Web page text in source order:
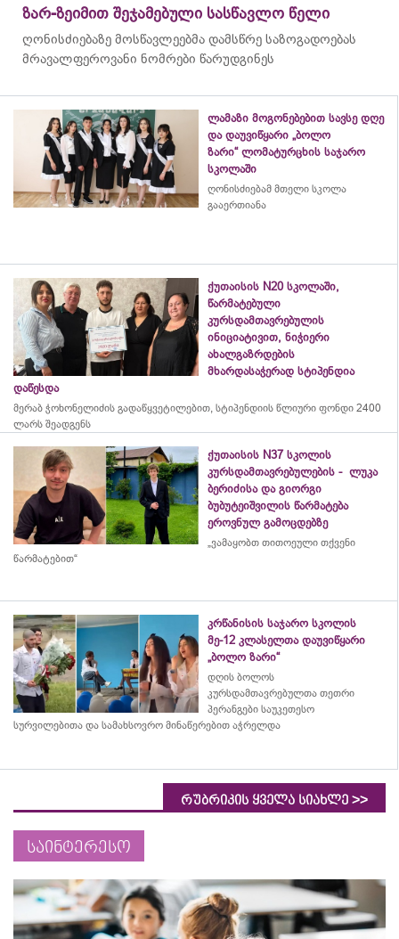
ზარ-ზეიმით შეჯამებული სასწავლო წელი
ღონისძიებაზე მოსწავლეებმა დამსწრე საზოგადოებას
მრავალფეროვანი ნომრები წარუდგინეს
ლამაზი მოგონებებით სავსე დღე
და დაუვიწყარი „ბოლო
ზარი“ ლომატურცხის საჯარო
სკოლაში
ღონისძიებამ მთელი სკოლა
გააერთიანა
ქუთაისის N20 სკოლაში,
წარმატებული
კურსდამთავრებულის
ინიციატივით, ნიჭიერი
ახალგაზრდების
მხარდასაჭერად სტიპენდია
დაწესდა
მერაბ ჭოხონელიძის გადაწყვეტილებით, სტიპენდიის წლიური ფონდი 2400
ლარს შეადგენს
ქუთაისის N37 სკოლის
კურსდამთავრებულების - ლუკა
ბერიძისა და გიორგი
ბუბუტეიშვილის წარმატება
ეროვნულ გამოცდებზე
„ვამაყობთ თითოეული თქვენი
წარმატებით“
კრწანისის საჯარო სკოლის
მე-12 კლასელთა დაუვიწყარი
„ბოლო ზარი“
დღის ბოლოს
კურსდამთავრებულთა თეთრი
პერანგები საუკეთესო
სურვილებითა და სამახსოვრო მინაწერებით აჭრელდა
რუბრიკის ყველა სიახლე >>
საინტერესო